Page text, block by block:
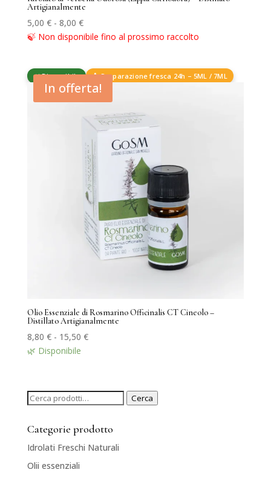
Artigianalmente
5,00 € - 8,00 €Fascia
di
5,00 €
a
8,00 €
🍃 Non disponibile fino al prossimo raccolto
🌿 Disponibile 🧴 Preparazione fresca 24h – 5ML / 7ML
In offerta!
Olio Essenziale di Rosmarino Officinalis CT Cineolo –
Distillato Artigianalmente
8,80 € - 15,50 €Fascia
8,80 €
a
🌿 Disponibile
Cerca: Cerca
Categorie prodotto
Idrolati Freschi Naturali
Olii essenziali